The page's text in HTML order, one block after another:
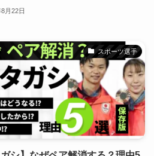
月22日
スポーツ選手